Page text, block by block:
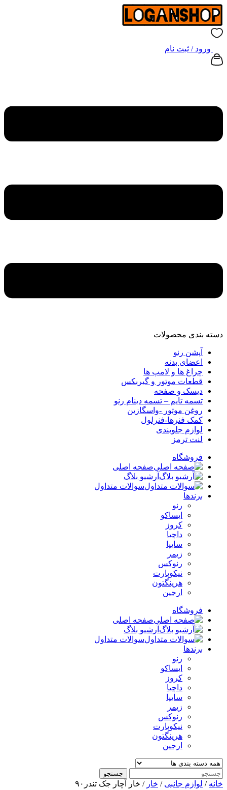
ورود / ثبت نام
دسته‌ بندی محصولات
آپشن رنو
اعضای بدنه
چراغ ها و لامپ ها
قطعات موتور و گیربکس
دیسک و صفحه
تسمه تایم – تسمه دینام رنو
روغن موتور -واسگازین
کمک فنرها-فنرلول
لوازم جلوبندی
لنت ترمز
فروشگاه
صفحه اصلی
آرشیو بلاگ
سوالات متداول
برندها
رنو
ایساکو
کروز
داچیا
سایپا
زیمر
رنوکس
نیکوپارت
هرینگتون
ارجین
فروشگاه
صفحه اصلی
آرشیو بلاگ
سوالات متداول
برندها
رنو
ایساکو
کروز
داچیا
سایپا
زیمر
رنوکس
نیکوپارت
هرینگتون
ارجین
جستجو
خانه / لوازم جانبی / خار / خار آچار جک تندر۹۰